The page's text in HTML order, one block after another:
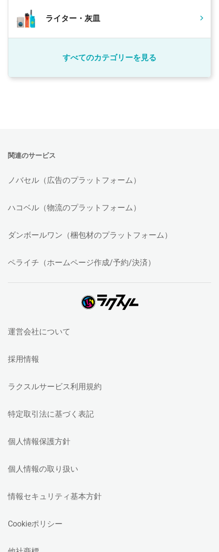
ライター・灰皿
すべてのカテゴリーを見る
関連のサービス
ノバセル（広告のプラットフォーム）
ハコベル（物流のプラットフォーム）
ダンボールワン（梱包材のプラットフォーム）
ペライチ（ホームページ作成/予約/決済）
運営会社について
採用情報
ラクスルサービス利用規約
特定取引法に基づく表記
個人情報保護方針
個人情報の取り扱い
情報セキュリティ基本方針
Cookieポリシー